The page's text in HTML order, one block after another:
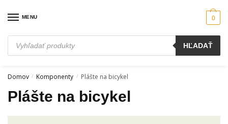
MENU
Products
search
HĽADAŤ
0
Domov / Komponenty / Plášte na bicykel
Plášte na bicykel